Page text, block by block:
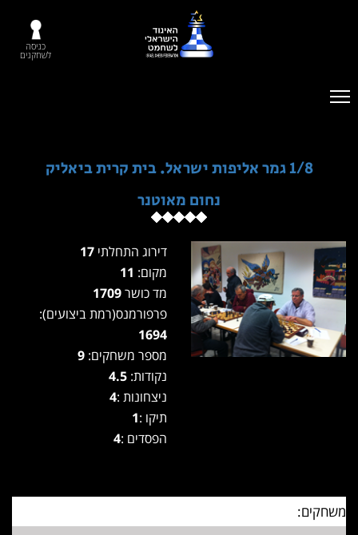
כניסה
לשחקנים
1/8 גמר אליפות ישראל. בית קרית ביאליק
נחום מאוטנר
דירוג התחלתי
מקום:
מד כושר
פרפורמנס(רמת ביצועים):
1694
מספר משחקים:
נקודות: 4.5
ניצחונות :4
תיקו :1
הפסדים :4
משחקים: